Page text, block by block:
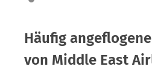
Häufig
von Middle East